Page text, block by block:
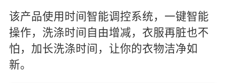
该产品使用时间智能调控系统，一键智能
操作，洗涤时间自由增减，衣服再脏也不
怕，加长洗涤时间，让你的衣物洁净如
新。